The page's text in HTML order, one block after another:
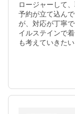
ロージャーして
予約が立て込ん
が、対応が丁寧
イルステインで
も考えていきたい